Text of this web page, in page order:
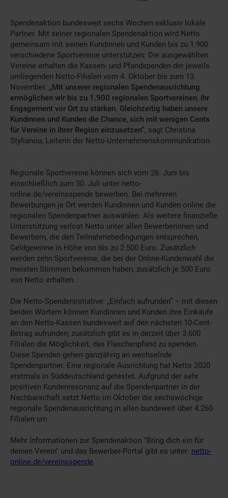
Spendenaktion bundesweit sechs Wochen exklusiv lokale
Partner. Mit seiner regionalen Spendenaktion wird Netto
gemeinsam mit seinen Kundinnen und Kunden bis zu 1.900
verschiedene Sportvereine unterstützen: Die ausgewählten
Vereine erhalten die Kassen- und Pfandspenden der jeweils
umliegenden Netto-Filialen vom 4. Oktober bis zum 13.
November. „Mit unserer regionalen Spendenausrichtung
ermöglichen wir bis zu 1.900 regionalen Sportvereinen, ihr
Engagement vor Ort zu stärken. Gleichzeitig haben unsere
Kundinnen und Kunden die Chance, sich mit wenigen Cents
für Vereine in ihrer Region einzusetzen“, sagt Christina
Stylianou, Leiterin der Netto-Unternehmenskommunikation.
Regionale Sportvereine können sich vom 28. Juni bis
einschließlich zum 30. Juli unter netto-
online.de/vereinsspende bewerben. Bei mehreren
Bewerbungen je Ort werden Kundinnen und Kunden online die
regionalen Spendenpartner auswählen. Als weitere finanzielle
Unterstützung verlost Netto unter allen Bewerberinnen und
Bewerbern, die den Teilnahmebedingungen entsprechen,
Geldgewinne in Höhe von bis zu 2.500 Euro. Zusätzlich
werden zehn Sportvereine, die bei der Online-Kundenwahl die
meisten Stimmen bekommen haben, zusätzlich je 500 Euro
von Netto erhalten.
Die Netto-Spendeninitiative: „Einfach aufrunden“ – mit diesen
beiden Wörtern können Kundinnen und Kunden ihre Einkäufe
an den Netto-Kassen bundesweit auf den nächsten 10-Cent-
Betrag aufrunden; zusätzlich gibt es in derzeit über 3.600
Filialen die Möglichkeit, das Flaschenpfand zu spenden.
Diese Spenden gehen ganzjährig an wechselnde
Spendenpartner. Eine regionale Ausrichtung hat Netto 2020
erstmals in Süddeutschland getestet. Aufgrund der sehr
positiven Kundenresonanz auf die Spendenpartner in der
Nachbarschaft setzt Netto im Oktober die sechswöchige
regionale Spendenausrichtung in allen bundeweit über 4.260
Filialen um.
Mehr Informationen zur Spendenaktion "Bring dich ein für
deinen Verein" und das Bewerber-Portal gibt es unter: netto-
online.de/vereinsspende.